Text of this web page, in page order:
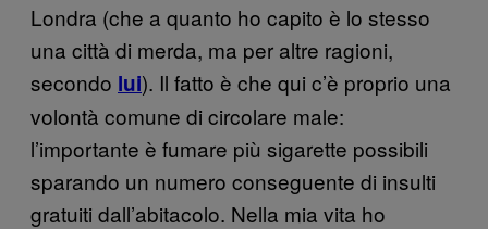
Londra (che a quanto ho capito è lo stesso
una città di merda, ma per altre ragioni,
secondo lui). Il fatto è che qui c’è proprio una
volontà comune di circolare male:
l’importante è fumare più sigarette possibili
sparando un numero conseguente di insulti
gratuiti dall’abitacolo. Nella mia vita ho